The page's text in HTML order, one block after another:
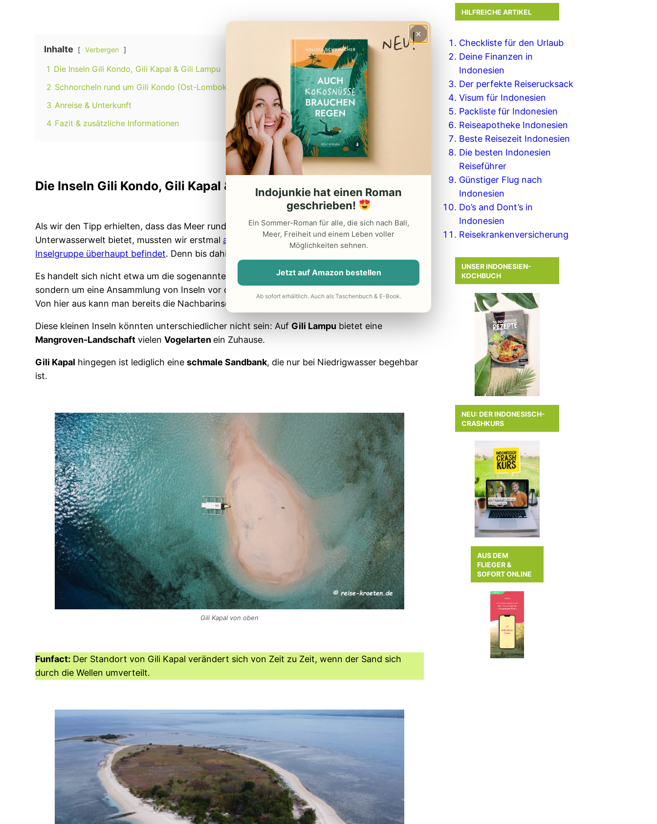
Inhalte Verbergen
1 Die Inseln Gili Kondo, Gili Kapal & Gili Lampu
2 Schnorcheln rund um Gili Kondo (Ost-Lombok)
3 Anreise & Unterkunft
4 Fazit & zusätzliche Informationen
Die Inseln Gili Kondo, Gili Kapal & Gili Lampu
Als wir den Tipp erhielten, dass das Meer rund um diese Inseln eine noch nahezu unberührte
Unterwasserwelt bietet, mussten wir erstmal auf der Karte nachsehen, wo sich die
Inselgruppe überhaupt befindet. Denn bis dahin hatten wir noch nie von diesen Inseln gehört.
Es handelt sich nicht etwa um die sogenannten Secret Gilisim Südwesten Lomboks,
sondern um eine Ansammlung von Inseln vor der Nordostküste, am Fuße des
Von hier aus kann man bereits die Nachbarinsel
Diese kleinen Inseln könnten unterschiedlicher nicht sein: Auf Gili Lampu bietet eine
Mangroven-Landschaft vielen Vogelarten ein Zuhause.
Gili Kapal hingegen ist lediglich eine schmale Sandbank, die nur bei Niedrigwasser begehbar
ist.
Gili Kapal von oben
Funfact: Der Standort von Gili Kapal verändert sich von Zeit zu Zeit, wenn der Sand sich
durch die Wellen umverteilt.
HILFREICHE ARTIKEL
Checkliste für den Urlaub
Deine Finanzen in
Indonesien
Der perfekte Reiserucksack
Visum für Indonesien
Packliste für Indonesien
Reiseapotheke Indonesien
Beste Reisezeit Indonesien
Die besten Indonesien
Reiseführer
Günstiger Flug nach
Indonesien
Do’s and Dont’s in
Indonesien
Reisekrankenversicherung
UNSER INDONESIEN-
KOCHBUCH
NEU: DER INDONESISCH-
CRASHKURS
AUS DEM
FLIEGER &
SOFORT ONLINE
×
Indojunkie hat einen Roman
geschrieben!
Ein Sommer-Roman für alle, die sich nach Bali,
Meer, Freiheit und einem Leben voller
Möglichkeiten sehnen.
Jetzt auf Amazon bestellen
Ab sofort erhältlich. Auch als Taschenbuch & E-Book.